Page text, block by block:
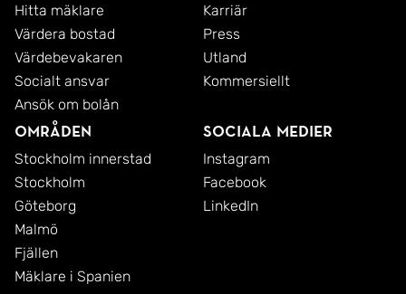
Hitta mäklare
Värdera bostad
Värdebevakaren
Socialt ansvar
Ansök om bolån
Karriär
Press
Utland
Kommersiellt
Områden
Stockholm innerstad
Stockholm
Göteborg
Malmö
Fjällen
Mäklare i Spanien
Sociala medier
Instagram
Facebook
LinkedIn